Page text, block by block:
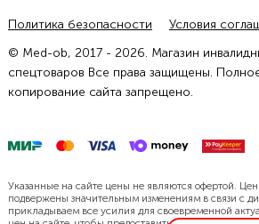
Политика безопасности
Условия
© Med-ob, 2017 - 2026. Магазин
спецтоваров Все права защищены.
копирование сайта запрещено.
Указанные на сайте цены не являются офертой.
подвержены значительным изменениям в связи с
прикладываем все усилия для своевременной